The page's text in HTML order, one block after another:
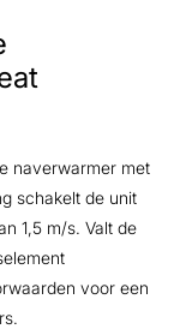
naverwarmer met
schakelt de unit
1,5 m/s. Valt de
voor een